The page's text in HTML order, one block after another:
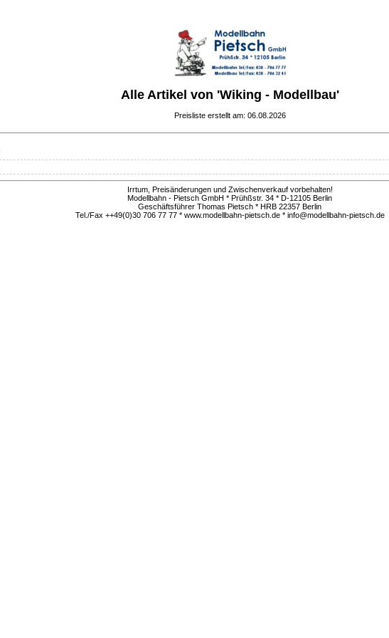
Alle Artikel von 'Wiking - Modellbau'
Preisliste erstellt am: 06.08.2026
Irrtum, Preisänderungen und Zwischenverkauf vorbehalten!
Modellbahn - Pietsch GmbH * Prühßstr. 34 * D-12105 Berlin
Geschäftsführer Thomas Pietsch * HRB 22357 Berlin
Tel./Fax ++49(0)30 706 77 77 * www.modellbahn-pietsch.de * info@modellbahn-pietsch.de